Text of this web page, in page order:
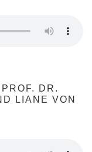
DR.
LIANE VON